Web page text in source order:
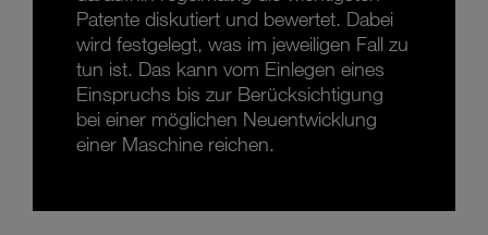
Patente diskutiert und bewertet. Dabei
wird festgelegt, was im jeweiligen Fall zu
tun ist. Das kann vom Einlegen eines
Einspruchs bis zur Berücksichtigung
bei einer möglichen Neuentwicklung
einer Maschine reichen.